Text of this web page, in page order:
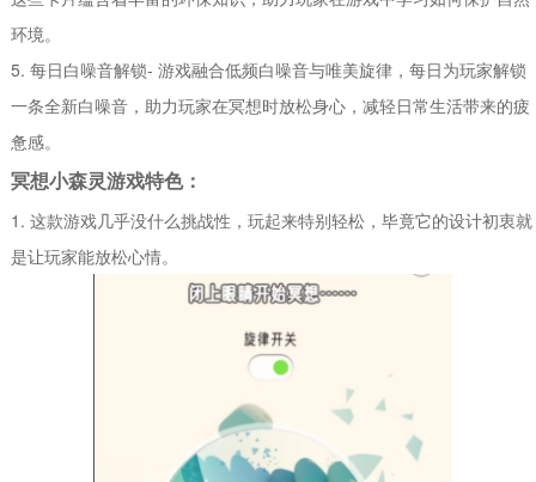
环境。
5. 每日白噪音解锁- 游戏融合低频白噪音与唯美旋律，每日为玩家解锁
一条全新白噪音，助力玩家在冥想时放松身心，减轻日常生活带来的疲
惫感。
冥想小森灵游戏特色：
1. 这款游戏几乎没什么挑战性，玩起来特别轻松，毕竟它的设计初衷就
是让玩家能放松心情。